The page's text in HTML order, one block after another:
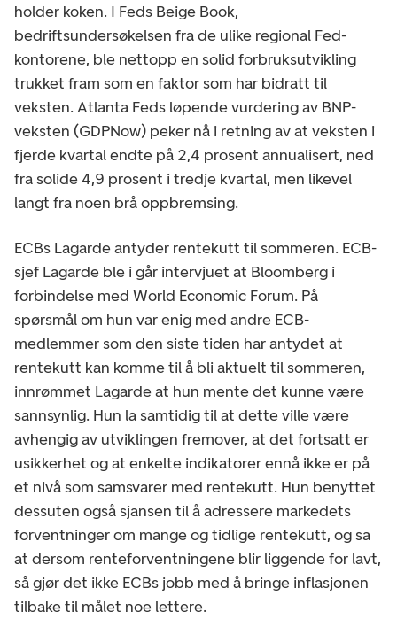
holder koken. I Feds Beige Book,
bedriftsundersøkelsen fra de ulike regional Fed-
kontorene, ble nettopp en solid forbruksutvikling
trukket fram som en faktor som har bidratt til
veksten. Atlanta Feds løpende vurdering av BNP-
veksten (GDPNow) peker nå i retning av at veksten i
fjerde kvartal endte på 2,4 prosent annualisert, ned
fra solide 4,9 prosent i tredje kvartal, men likevel
langt fra noen brå oppbremsing.
ECBs Lagarde antyder rentekutt til sommeren. ECB-
sjef Lagarde ble i går intervjuet at Bloomberg i
forbindelse med World Economic Forum. På
spørsmål om hun var enig med andre ECB-
medlemmer som den siste tiden har antydet at
rentekutt kan komme til å bli aktuelt til sommeren,
innrømmet Lagarde at hun mente det kunne være
sannsynlig. Hun la samtidig til at dette ville være
avhengig av utviklingen fremover, at det fortsatt er
usikkerhet og at enkelte indikatorer ennå ikke er på
et nivå som samsvarer med rentekutt. Hun benyttet
dessuten også sjansen til å adressere markedets
forventninger om mange og tidlige rentekutt, og sa
at dersom renteforventningene blir liggende for lavt,
så gjør det ikke ECBs jobb med å bringe inflasjonen
tilbake til målet noe lettere.